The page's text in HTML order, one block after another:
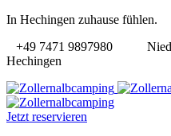
In Hechingen zuhause fühlen.
+49 7471 9897980
Hechingen
Jetzt reservieren